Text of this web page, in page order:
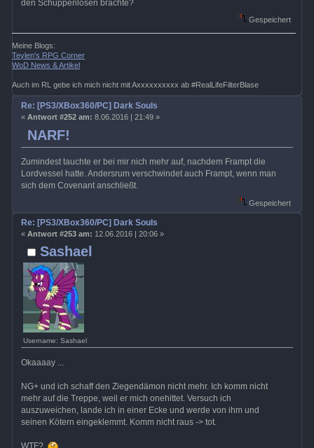
den Schuppenlosen brachte?
Gespeichert
Meine Blogs:
Teylen's RPG Corner
WoD News & Artikel
Auch im RL gebe ich mich nicht mit Axxxxxxxxxx ab #RealLifeFilterBlase
NARF!
Re: [PS3/XBox360/PC] Dark Souls
« Antwort #252 am: 8.06.2016 | 21:49 »
Zumindest tauchte er bei mir nich mehr auf, nachdem Frampt die
Lordvessel hatte. Andersrum verschwindet auch Frampt, wenn man
sich dem Covenant anschließt.
Gespeichert
Sashael
Username: Sashael
Re: [PS3/XBox360/PC] Dark Souls
« Antwort #253 am: 12.06.2016 | 20:06 »
Okaaaay ...
NG+ und ich schaff den Ziegendämon nicht mehr. Ich komm nicht
mehr auf die Treppe, weil er mich onehittet. Versuch ich
auszuweichen, lande ich in einer Ecke und werde von ihm und
seinen Kötern eingeklemmt. Komm nicht raus -> tot.
WTF?